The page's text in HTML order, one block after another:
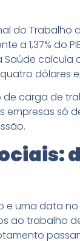
do Trabalho
a 1,37% do
Saúde
dólares
carga de
empresas só
uma data no
trabalho